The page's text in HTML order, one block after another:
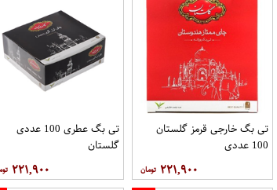
تی بگ خارجی قرمز گلستان
100 عددی
۲۲۱,۹۰۰
تی بگ عطری 100 عددی
گلستان
۲۲۱,۹۰۰